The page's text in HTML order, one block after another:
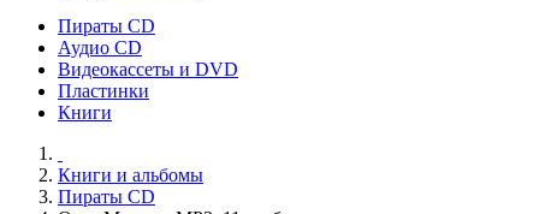
Пираты CD
Аудио CD
Видеокассеты и DVD
Пластинки
Книги
Книги и альбомы
Пираты CD